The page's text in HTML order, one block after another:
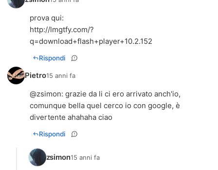
http://lmgtfy.com/?
q=download+flash+player+10.2.152
Rispondi
Pietro15 anni fa
@zsimon: grazie da li ci ero arrivato anch'io,
comunque bella quel cerco io con google, è
divertente ahahaha ciao
Rispondi
zsimon15 anni fa